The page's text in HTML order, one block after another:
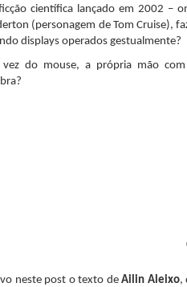
científica lançado em 2002 –
(personagem de Tom Cruise),
displays operados gestualmente?
vez do mouse, a própria mão
neste post o texto deAilin Aleixo,